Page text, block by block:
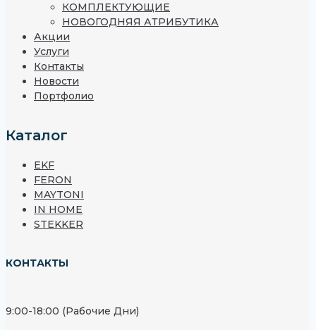
КОМПЛЕКТУЮЩИЕ
НОВОГОДНЯЯ АТРИБУТИКА
Акции
Услуги
Контакты
Новости
Портфолио
Каталог
EKF
FERON
MAYTONI
IN HOME
STEKKER
КОНТАКТЫ
9:00-18:00 (Рабочие Дни)